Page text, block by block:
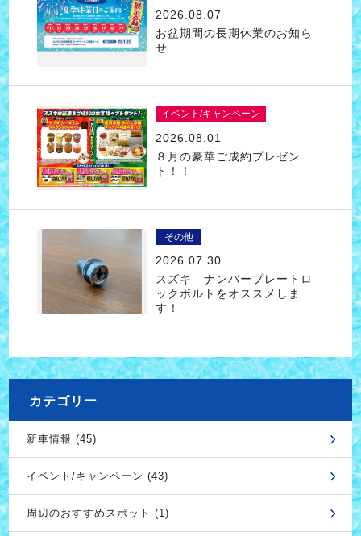
2026.08.07
お盆期間の長期休業のお知ら
せ
イベント/キャンペーン
2026.08.01
８月の豪華ご成約プレゼン
ト！！
その他
2026.07.30
スズキ ナンバープレートロ
ックボルトをオススメしま
す！
カテゴリー
新車情報 (45)
イベント/キャンペーン (43)
周辺のおすすめスポット (1)